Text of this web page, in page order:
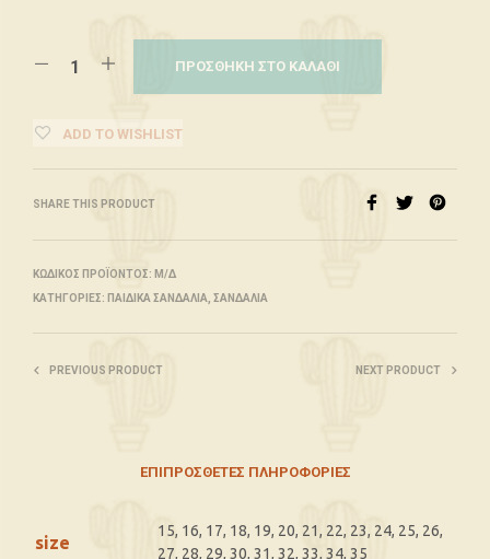
ΠΡΟΣΘΉΚΗ ΣΤΟ ΚΑΛΆΘΙ
ADD TO WISHLIST
SHARE THIS PRODUCT
ΚΩΔΙΚΌΣ ΠΡΟΪΌΝΤΟΣ: Μ/Δ
ΚΑΤΗΓΟΡΊΕΣ: ΠΑΙΔΙΚΆ ΣΑΝΔΆΛΙΑ ΣΑΝΔΆΛΙΑ
PREVIOUS PRODUCT NEXT PRODUCT
ΕΠΙΠΡΌΣΘΕΤΕΣ ΠΛΗΡΟΦΟΡΊΕΣ
size
15, 16, 17, 18, 19, 20, 21, 22, 23, 24, 25, 26,
27, 28, 29, 30, 31, 32, 33, 34, 35